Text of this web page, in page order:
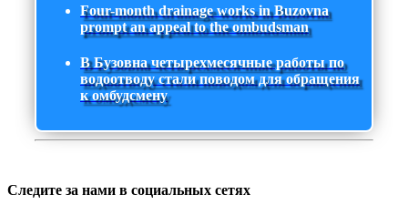
Four-month drainage works in Buzovna
prompt an appeal to the ombudsman
В Бузовна четырехмесячные работы по
водоотводу стали поводом для обращения
к омбудсмену
Следите за нами в социальных сетях